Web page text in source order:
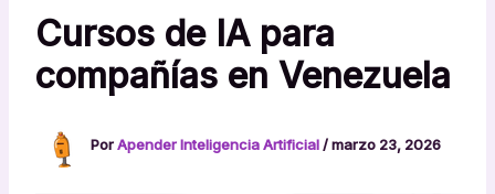
Cursos de IA para
compañías en Venezuela
PorApender Inteligencia Artificial/marzo 23, 2026